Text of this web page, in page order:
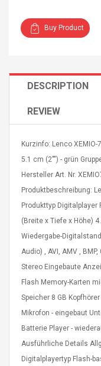
UHF Guitarra
Strands,
Hole:
Color
Buy Product
DESCRIPTION
REVIEW
Kurzinfo: Lenco XEMIO-
5.1 cm (2"") - grün
Hersteller Art. Nr.
Produktbeschreibung:
Produkttyp Digitalplayer
(Breite x Tiefe x Höhe)
Wiedergabe-
Audio) , AVI, AMV ,
Stereo Eingebaute
Flash Memory-Karten
Speicher 8 GB
Mikrofon - eingebaut
Batterie Player -
Ausführliche Details
Digitalplayertyp Flash-